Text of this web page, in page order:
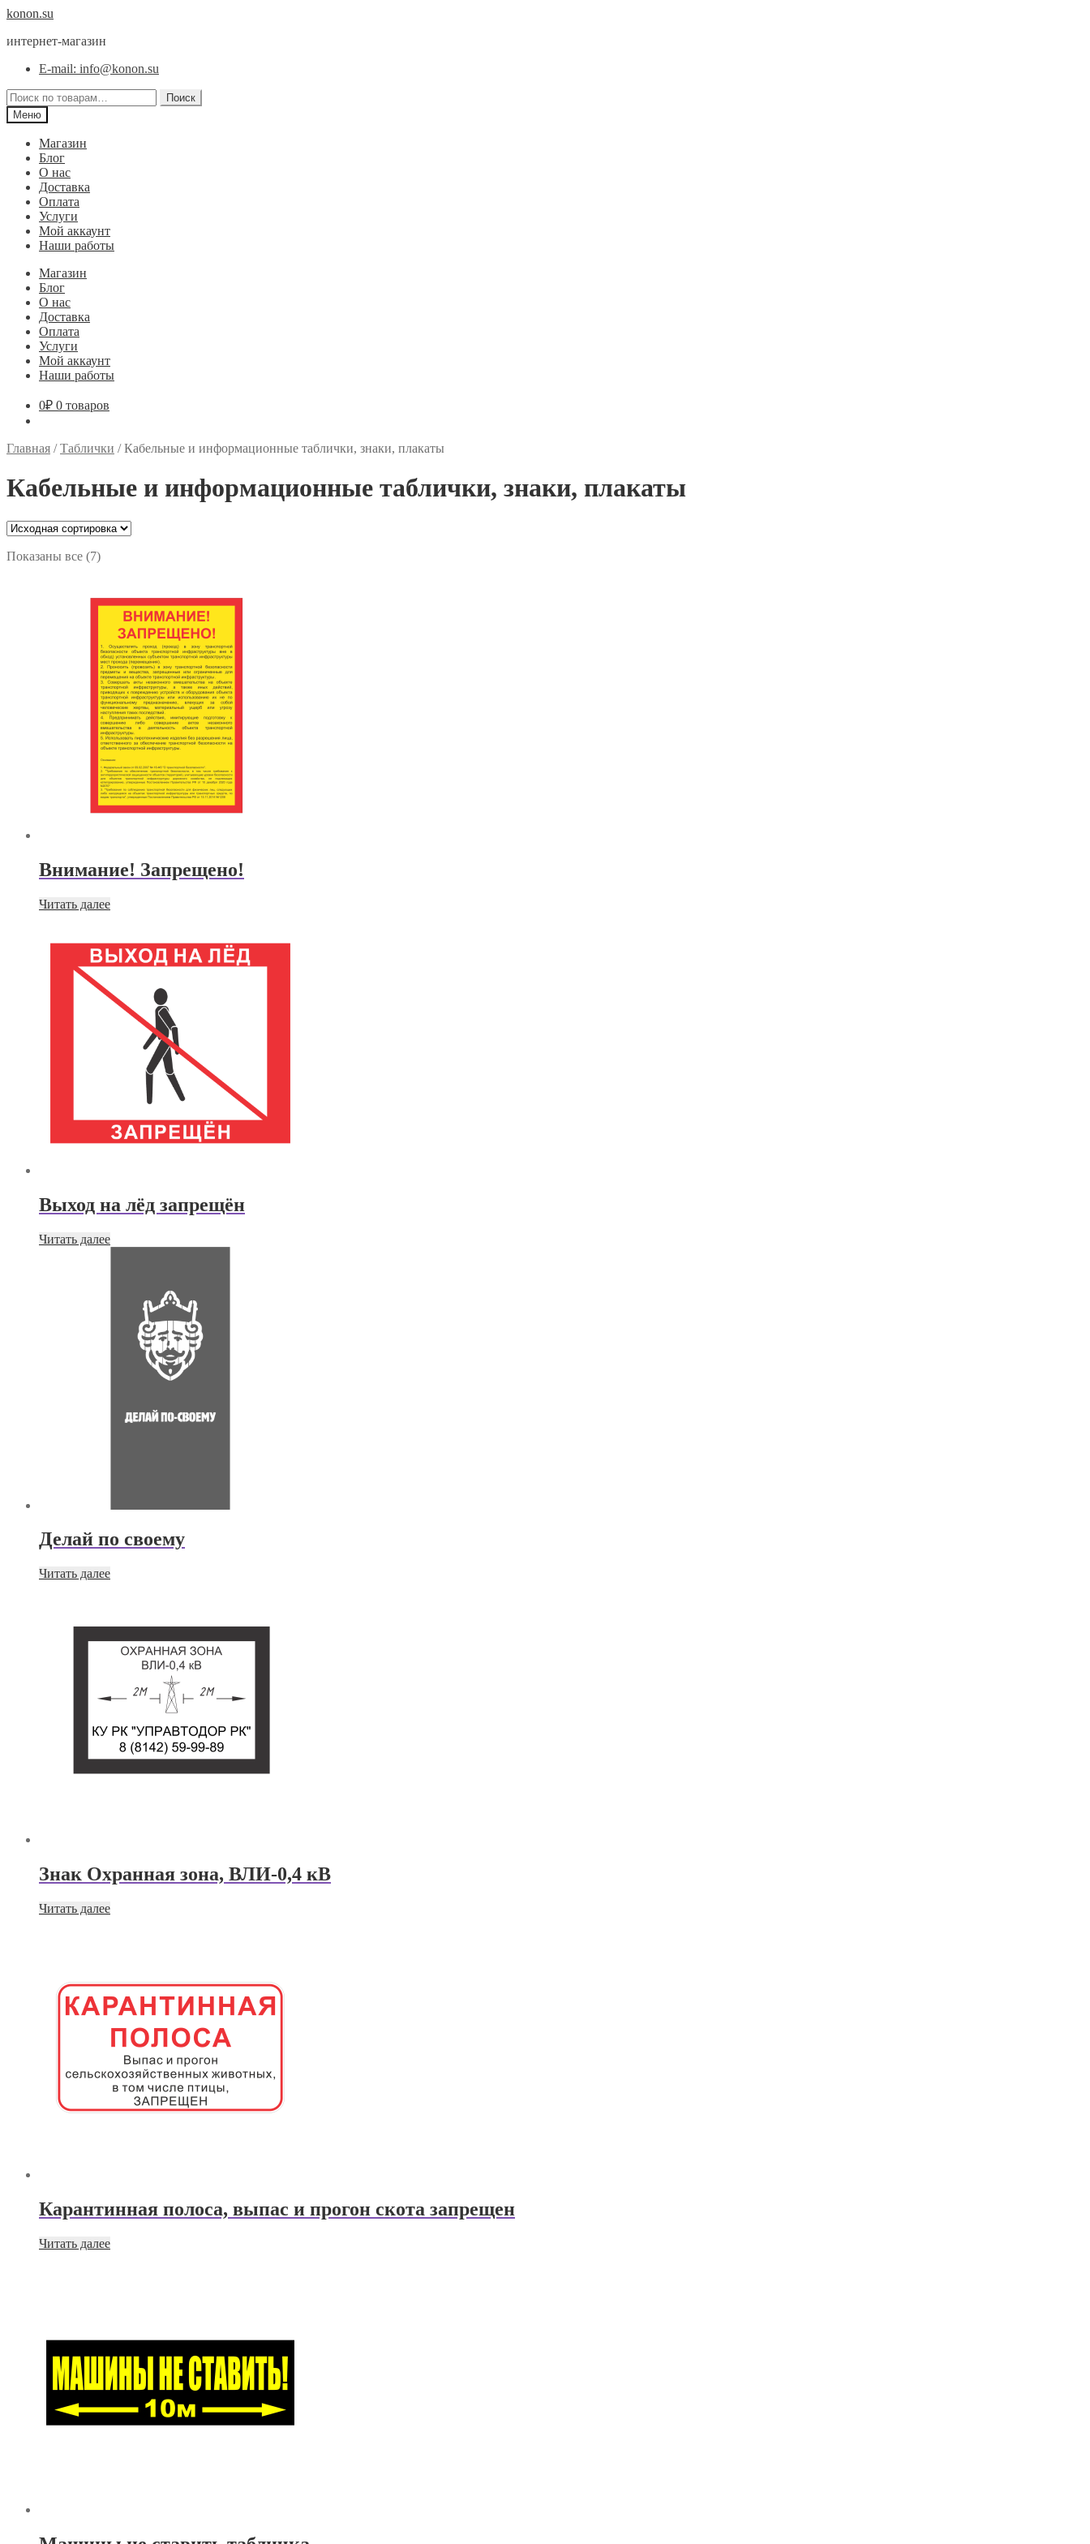
Перейти
навигации
Перейти
содержимому
konon.su
интернет-магазин
E-mail: info@konon.su
Искать:
Поиск
Меню
Магазин
Блог
О нас
Доставка
Оплата
Услуги
Мой аккаунт
Наши работы
Магазин
Блог
О нас
Доставка
Оплата
Услуги
Мой аккаунт
Наши работы
0₽ 0 товаров
Главная /Таблички /Кабельные и информационные таблички, знаки, плакаты
Кабельные и информационные таблички, знаки, плакаты
Показаны все (7)
Внимание! Запрещено!
Читать далее
Выход на лёд запрещён
Читать далее
Делай по своему
Читать далее
Знак Охранная зона, ВЛИ-0,4 кВ
Читать далее
Карантинная полоса, выпас и прогон скота запрещен
Читать далее